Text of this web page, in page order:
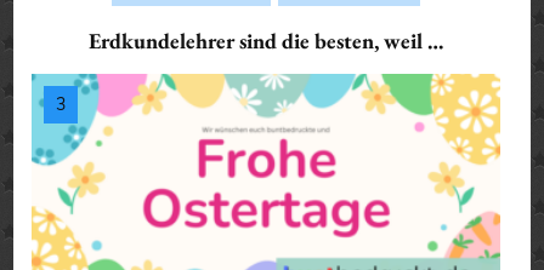
Erdkundelehrer sind die besten, weil …